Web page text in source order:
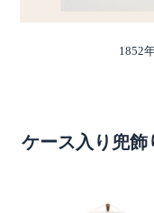
1852
ケース入り兜